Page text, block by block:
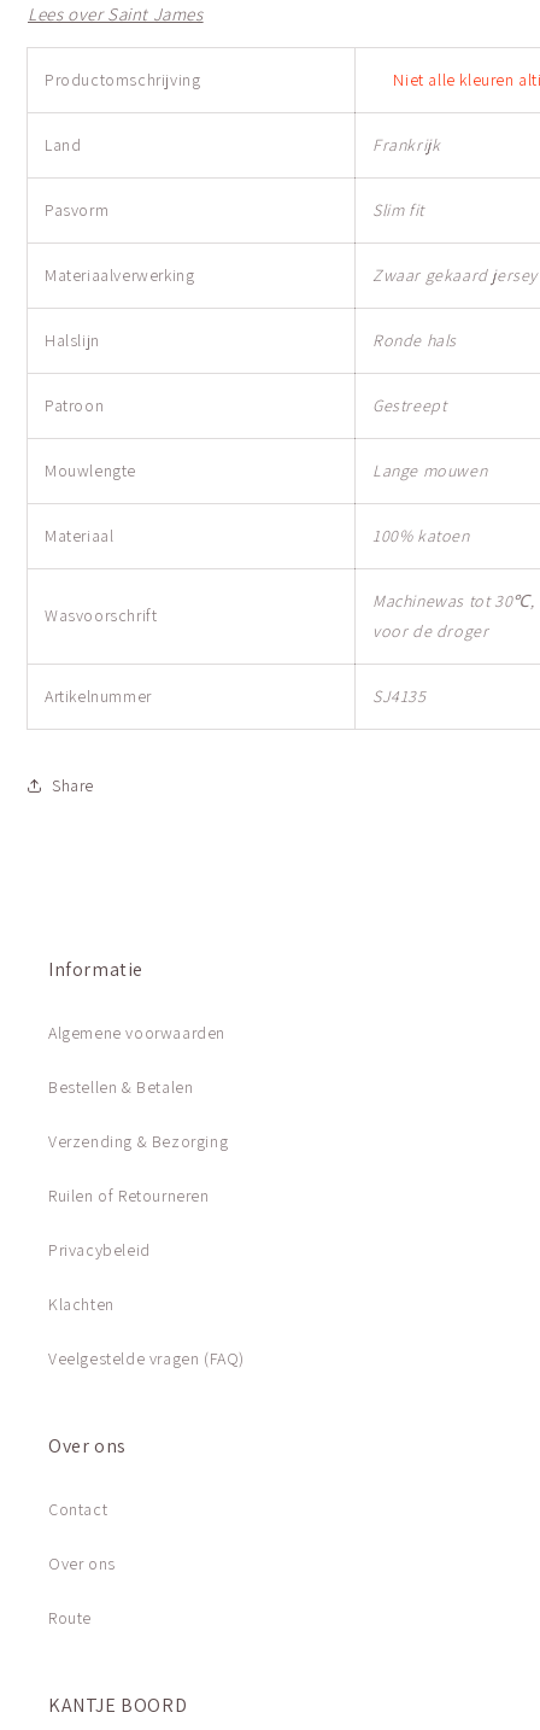
Lees over Saint James
Productomschrijving Niet alle kleuren
Land Frankrijk
Pasvorm Slim fit
Materiaalverwerking Zwaar gekaard
Halslijn Ronde hals
Patroon Gestreept
Mouwlengte Lange mouwen
Materiaal 100% katoen
Wasvoorschrift
Machinewas tot 30℃,
voor de droger
Artikelnummer SJ4135
Share
Informatie
Algemene voorwaarden
Bestellen & Betalen
Verzending & Bezorging
Ruilen of Retourneren
Privacybeleid
Klachten
Veelgestelde vragen (FAQ)
Over ons
Contact
Over ons
Route
KANTJE BOORD